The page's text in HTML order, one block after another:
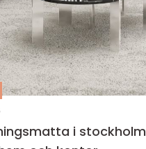
i stockholm så väljer du